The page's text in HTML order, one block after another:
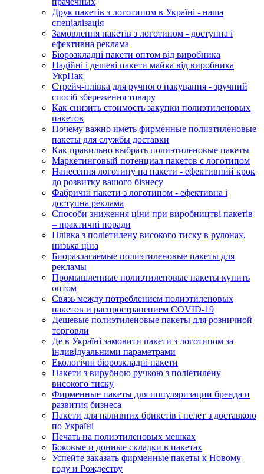
Друк пакетів з логотипом в Україні - наша
спеціалізація
Замовлення пакетів з логотипом - доступна і
ефективна реклама
Біорозкладні пакети оптом від виробника
Надійні і дешеві пакети майка від виробника
УкрПак
Стрейч-плівка для ручного пакування - зручний
спосіб збереження товару
Как снизить стоимость закупки полиэтиленовых
пакетов
Почему важно иметь фирменные полиэтиленовые
пакеты для службы доставки
Как правильно выбрать полиэтиленовые пакеты
Маркетинговый потенциал пакетов с логотипом
Нанесення логотипу на пакети - ефективний крок
до розвитку вашого бізнесу
Фабричні пакети з логотипом - ефективна і
доступна реклама
Способи зниження ціни при виробництві пакетів
– практичні поради
Плівка з поліетилену високого тиску в рулонах,
низька ціна
Биоразлагаемые полиэтиленовые пакеты для
рекламы
Промышленные полиэтиленовые пакеты купить
оптом
Связь между потреблением полиэтиленовых
пакетов и распространением COVID-19
Дешевые полиэтиленовые пакеты для розничной
торговли
Де в Україні замовити пакети з логотипом за
індивідуальними параметрами
Екологічні біорозкладні пакети
Пакети з вирубною ручкою з поліетилену
високого тиску
Фирменные пакеты для популяризации бренда и
развития бизнеса
Пакети для паливних брикетів і пелет з доставкою
по Україні
Печать на полиэтиленовых мешках
Боковые и донные складки в пакетах
Успейте заказать фирменные пакеты к Новому
году и Рождеству